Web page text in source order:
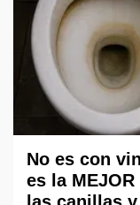
No es con
es la